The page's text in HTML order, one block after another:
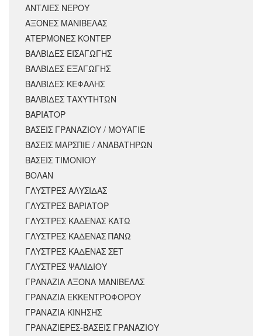
ΑΝΤΛΙΕΣ ΝΕΡΟΥ
ΑΞΟΝΕΣ ΜΑΝΙΒΕΛΑΣ
ΑΤΕΡΜΟΝΕΣ ΚΟΝΤΕΡ
ΒΑΛΒΙΔΕΣ ΕΙΣΑΓΩΓΗΣ
ΒΑΛΒΙΔΕΣ ΕΞΑΓΩΓΗΣ
ΒΑΛΒΙΔΕΣ ΚΕΦΑΛΗΣ
ΒΑΛΒΙΔΕΣ ΤΑΧΥΤΗΤΩΝ
ΒΑΡΙΑΤΟΡ
ΒΑΣΕΙΣ ΓΡΑΝΑΖΙΟΥ / ΜΟΥΑΓΙΕ
ΒΑΣΕΙΣ ΜΑΡΣΠΙΕ / ΑΝΑΒΑΤΗΡΩΝ
ΒΑΣΕΙΣ ΤΙΜΟΝΙΟΥ
ΒΟΛΑΝ
ΓΛΥΣΤΡΕΣ ΑΛΥΣΙΔΑΣ
ΓΛΥΣΤΡΕΣ ΒΑΡΙΑΤΟΡ
ΓΛΥΣΤΡΕΣ ΚΑΔΕΝΑΣ ΚΑΤΩ
ΓΛΥΣΤΡΕΣ ΚΑΔΕΝΑΣ ΠΑΝΩ
ΓΛΥΣΤΡΕΣ ΚΑΔΕΝΑΣ ΣΕΤ
ΓΛΥΣΤΡΕΣ ΨΑΛΙΔΙΟΥ
ΓΡΑΝΑΖΙΑ ΑΞΟΝΑ ΜΑΝΙΒΕΛΑΣ
ΓΡΑΝΑΖΙΑ ΕΚΚΕΝΤΡΟΦΟΡΟΥ
ΓΡΑΝΑΖΙΑ ΚΙΝΗΣΗΣ
ΓΡΑΝΑΖΙΕΡΕΣ-ΒΑΣΕΙΣ ΓΡΑΝΑΖΙΟΥ